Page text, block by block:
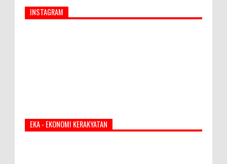
INSTAGRAM
EKA - EKONOMI KERAKYATAN